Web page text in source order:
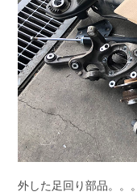
外した足回り部品。。。